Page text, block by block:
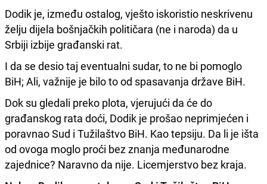
Dodik je, između ostalog, vješto iskoristio neskrivenu
želju dijela bošnjačkih političara (ne i naroda) da u
Srbiji izbije građanski rat.
I da se desio taj eventualni sudar, to ne bi pomoglo
BiH; Ali, važnije je bilo to od spasavanja države BiH.
Dok su gledali preko plota, vjerujući da će do
građanskog rata doći, Dodik je prošao neprimjećen i
poravnao Sud i Tužilaštvo BiH. Kao tepsiju. Da li je išta
od ovoga moglo proći bez znanja međunarodne
zajednice? Naravno da nije. Licemjerstvo bez kraja.